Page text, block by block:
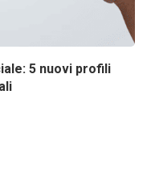
5 nuovi profili